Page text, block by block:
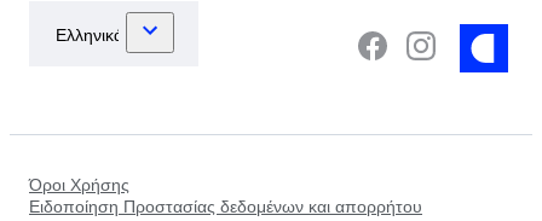
Όροι Χρήσης
Ειδοποίηση Προστασίας δεδομένων και απορρήτου